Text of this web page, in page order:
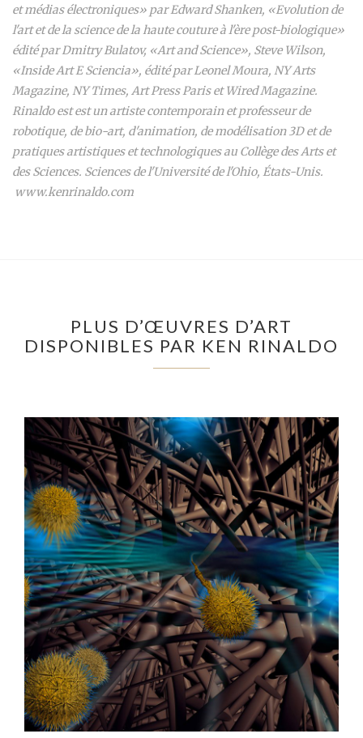
et médias électroniques» par Edward Shanken, «Evolution de
l'art et de la science de la haute couture à l'ère post-biologique»
édité par Dmitry Bulatov, «Art and Science», Steve Wilson,
«Inside Art E Sciencia», édité par Leonel Moura, NY Arts
Magazine, NY Times, Art Press Paris et Wired Magazine.
Rinaldo est est un artiste contemporain et professeur de
robotique, de bio-art, d'animation, de modélisation 3D et de
pratiques artistiques et technologiques au Collège des Arts et
des Sciences. Sciencesde l'Université de l'Ohio, États-Unis.
www.kenrinaldo.com
PLUS D’ŒUVRES D’ART
DISPONIBLES PAR KEN RINALDO